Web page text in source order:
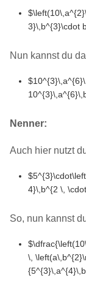
3}\,b^{3}\cdot
Nun kannst du
Nenner:
Auch hier nutzt
4}\,b^{2 \,
So, nun kannst
\,